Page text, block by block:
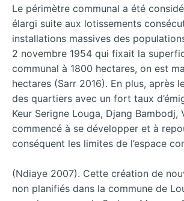
Le périmètre communal a été
élargi suite aux lotissements
installations massives des
2 novembre 1954 qui fixait la
communal à 1800 hectares, on est
hectares (Sarr 2016). En plus, après
des quartiers avec un fort taux
Keur Serigne Louga, Djang Bambodj,
commencé à se développer et à
conséquent les limites de l’espace
(Ndiaye 2007). Cette création de
non planifiés dans la commune de